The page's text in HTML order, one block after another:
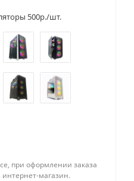
500р./шт.
при оформлении заказа
интернет-магазин.